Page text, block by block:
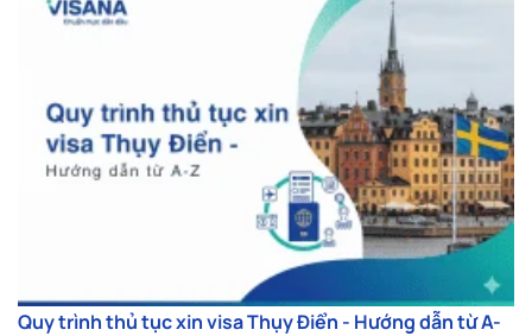
Quy trình thủ tục xin visa Thụy Điển - Hướng dẫn từ A-